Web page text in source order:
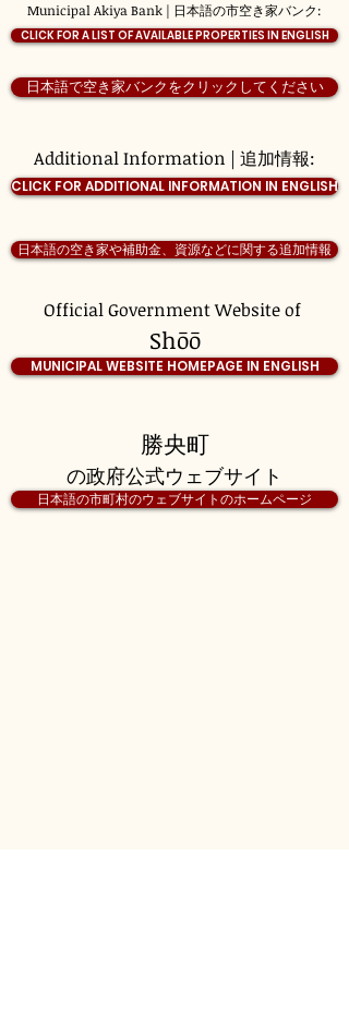
Official Government Website of
Additional Information | 追加情報:
Municipal Akiya Bank | 日本語の市空き家バンク:
日本語で空き家バンクをクリックしてください
Shōō
CLICK FOR ADDITIONAL INFORMATION IN ENGLISH
MUNICIPAL WEBSITE HOMEPAGE IN ENGLISH
勝央町
日本語の市町村のウェブサイトのホームページ
の政府公式ウェブサイト
CLICK FOR A LIST OF AVAILABLE PROPERTIES IN ENGLISH
日本語の空き家や補助金、資源などに関する追加情報